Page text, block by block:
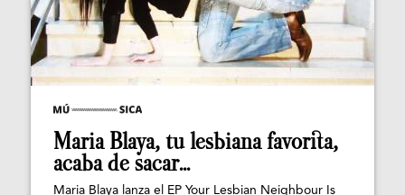
Maria Blaya, tu lesbiana favorita,
acaba de sacar...
Maria Blaya lanza el EP Your Lesbian Neighbour Is